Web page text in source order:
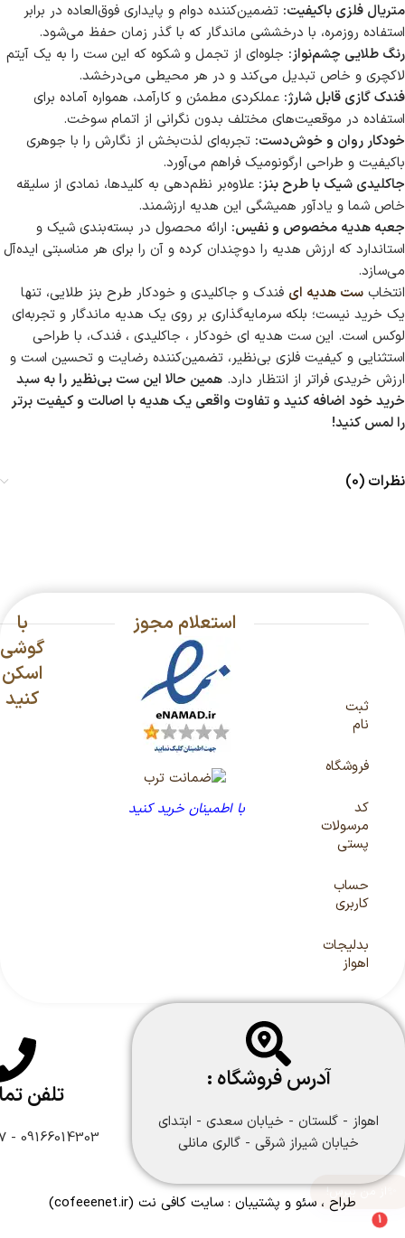
متریال فلزی باکیفیت: تضمین‌کننده دوام و پایداری فوق‌العاده در برابر
استفاده روزمره، با درخششی ماندگار که با گذر زمان حفظ می‌شود.
رنگ طلایی چشم‌نواز: جلوه‌ای از تجمل و شکوه که این ست را به یک آیتم
لاکچری و خاص تبدیل می‌کند و در هر محیطی می‌درخشد.
فندک گازی قابل شارژ: عملکردی مطمئن و کارآمد، همواره آماده برای
استفاده در موقعیت‌های مختلف بدون نگرانی از اتمام سوخت.
خودکار روان و خوش‌دست: تجربه‌ای لذت‌بخش از نگارش را با جوهری
باکیفیت و طراحی ارگونومیک فراهم می‌آورد.
جاکلیدی شیک با طرح بنز: علاوه‌بر نظم‌دهی به کلیدها، نمادی از سلیقه
خاص شما و یادآور همیشگی این هدیه ارزشمند.
جعبه هدیه مخصوص و نفیس: ارائه محصول در بسته‌بندی شیک و
استاندارد که ارزش هدیه را دوچندان کرده و آن را برای هر مناسبتی ایده‌آل
می‌سازد.
انتخاب ست هدیه ای فندک و جاکلیدی و خودکار طرح بنز طلایی، تنها
یک خرید نیست؛ بلکه سرمایه‌گذاری بر روی یک هدیه ماندگار و تجربه‌ای
لوکس است. این ست هدیه ای خودکار ، جاکلیدی ، فندک، با طراحی
استثنایی و کیفیت فلزی بی‌نظیر، تضمین‌کننده رضایت و تحسین است و
ارزش خریدی فراتر از انتظار دارد. همین حالا این ست بی‌نظیر را به سبد
خرید خود اضافه کنید و تفاوت واقعی یک هدیه با اصالت و کیفیت برتر
را لمس کنید!
نظرات (0)
ثبت
نام
فروشگاه
کد
مرسولات
پستی
حساب
کاربری
بدلیجات
اهواز
استعلام مجوز
با اطمینان خرید کنید
با
گوشی
اسکن
کنید
آدرس فروشگاه :
اهواز - گلستان - خیابان سعدی - ابتدای
خیابان شیراز شرقی - گالری مانلی
تلفن
09166014303 - 09166108747
طراح ، سئو و پشتیبان : سایت کافی نت (cofeeenet.ir)
1